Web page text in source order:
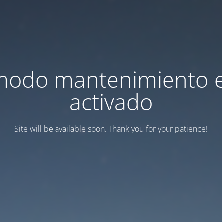
mantenimiento
activado
Site will be available soon. Thank you for your patience!